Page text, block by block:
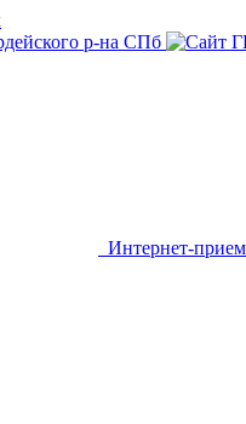
Интернет-